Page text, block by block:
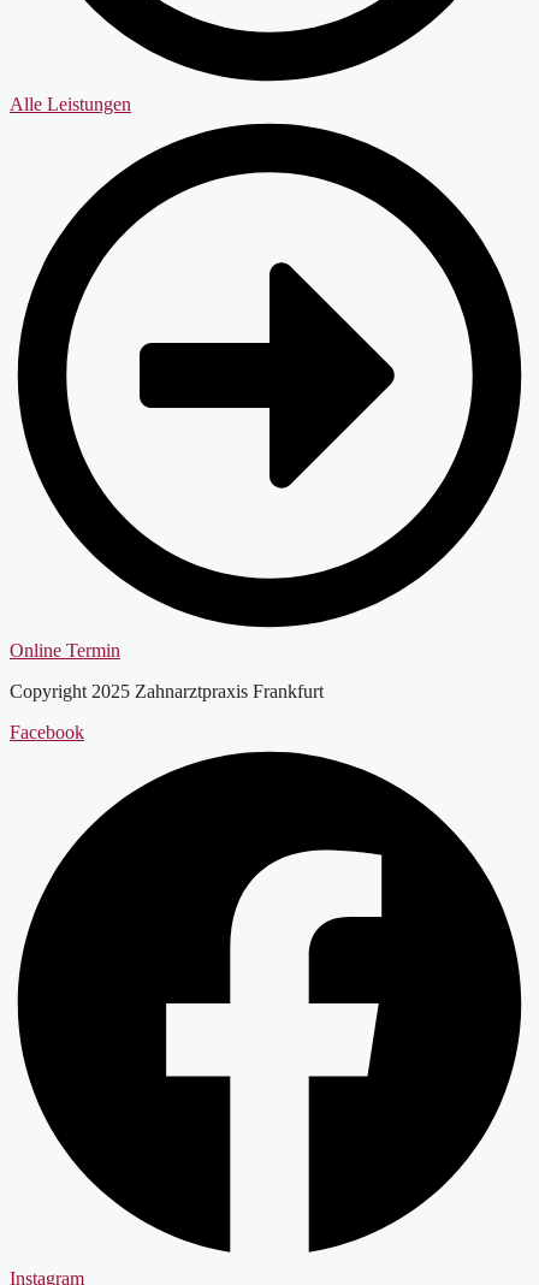
Alle Leistungen
Online Termin
Copyright 2025 Zahnarztpraxis Frankfurt
Facebook
Instagram